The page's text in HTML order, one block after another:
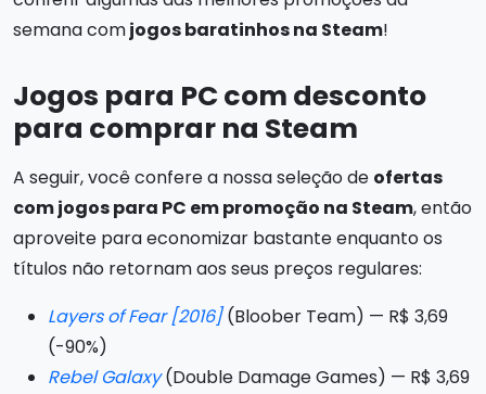
semana comjogos baratinhos na Steam!
Jogos para PC com desconto
para comprar na Steam
A seguir, você confere a nossa seleção de ofertas
com jogos para PC em promoção na Steam, então
aproveite para economizar bastante enquanto os
títulos não retornam aos seus preços regulares:
Layers of Fear [2016](Bloober Team) — R$ 3,69
(-90%)
Rebel Galaxy(Double Damage Games) — R$ 3,69